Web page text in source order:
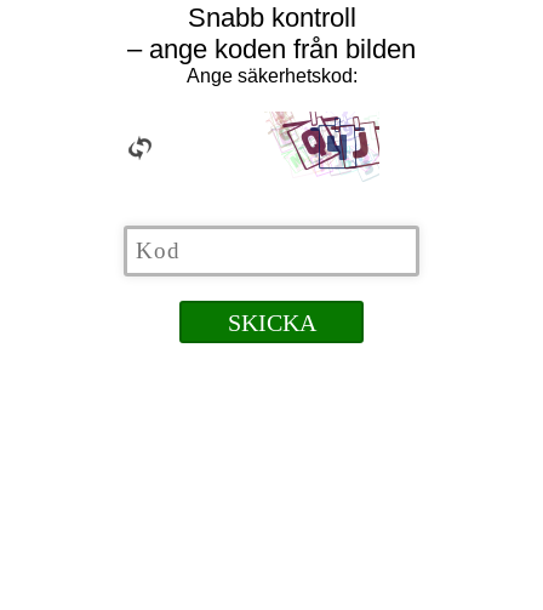
Snabb kontroll
– ange koden från bilden
Ange säkerhetskod: